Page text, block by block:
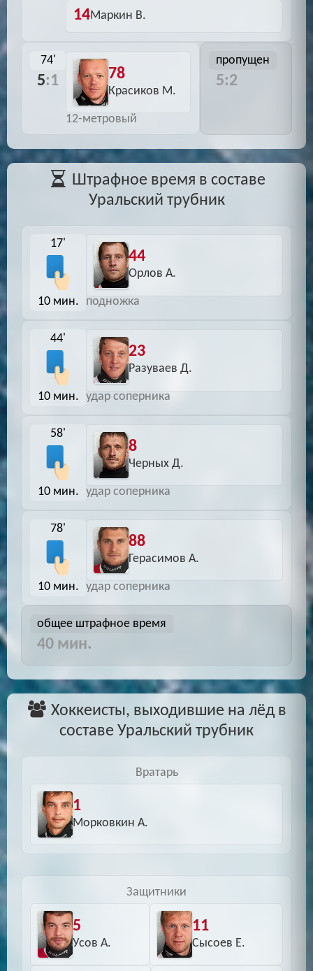
14Маркин В.
74'
5:1 78
Красиков М.
12-метровый
пропущен
5:2
Штрафное время в составе
Уральский трубник
17'
10 мин.
44
Орлов А.
подножка
44'
10 мин.
23
Разуваев Д.
удар соперника
58'
10 мин.
8
Черных Д.
удар соперника
78'
10 мин.
88
Герасимов А.
удар соперника
общее штрафное время
40 мин.
Хоккеисты, выходившие на лёд в
составе Уральский трубник
Вратарь
1
Морковкин А.
Защитники
5
Усов А.
11
Сысоев Е.